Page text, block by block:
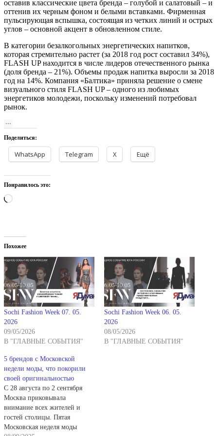
оставив классические цвета бренда – голубой и салатовый – и
оттенив их черным фоном и белыми вставками. Фирменная
пульсирующая вспышка, состоящая из четких линий и острых
углов – основной акцент в обновленном стиле.
В категории безалкогольных энергетических напитков,
которая стремительно растет (за 2018 год рост составил 34%),
FLASH UP находится в числе лидеров отечественного рынка
(доля бренда – 21%). Объемы продаж напитка выросли за 2018
год на 14%. Компания «Балтика» приняла решение о смене
визуального стиля FLASH UP – одного из любимых
энергетиков молодежи, поскольку изменений потребовал
рынок.
Поделиться:
WhatsApp Telegram X Ещё
Понравилось это:
Загрузка…
Похожее
Sochi Fashion Week 07. 05.
2026
09/05/2026
В "ГЛАВНЫЕ СОБЫТИЯ"
Sochi Fashion Week 06. 05.
2026
08/05/2026
В "ГЛАВНЫЕ СОБЫТИЯ"
5 брендов с Московской
недели моды, что покорили
своей оригинальностью
С 28 августа по 2 сентября
Москва приковывала
внимание всех жителей и
гостей столицы. Пятая
Московская неделя моды